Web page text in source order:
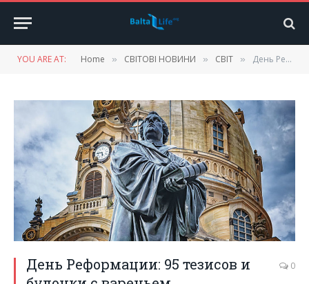
YOU ARE AT: Home » СВІТОВІ НОВИНИ » СВІТ » День Реформации: 95 тезисов и булочки с вареньем
День Реформации: 95 тезисов и
0